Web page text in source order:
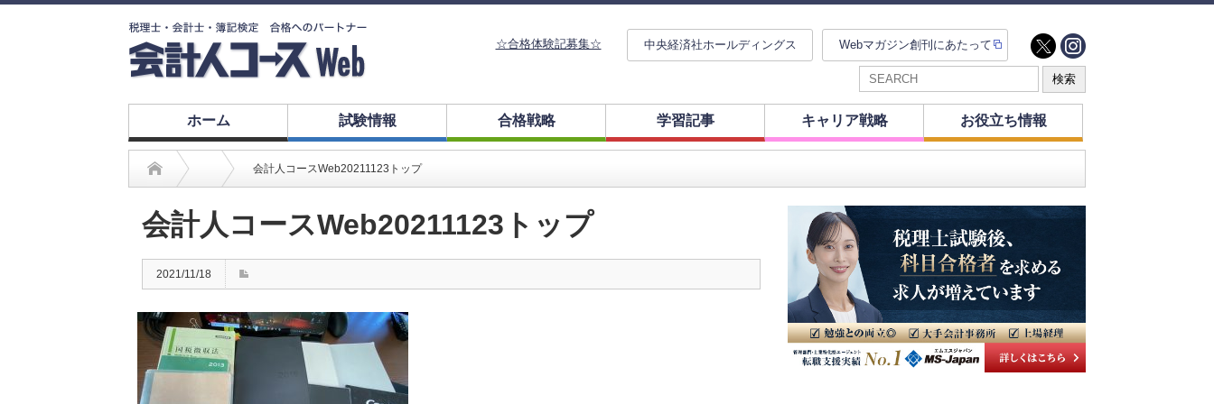
☆合格体験記募集☆ 中央経済社ホールディングス Webマガジン創刊にあたって
ホーム 試験情報 合格戦略 学習記事 キャリア戦略 お役立ち情報
会計人コースWeb20211123トップ
会計人コースWeb20211123トップ
2021/11/18